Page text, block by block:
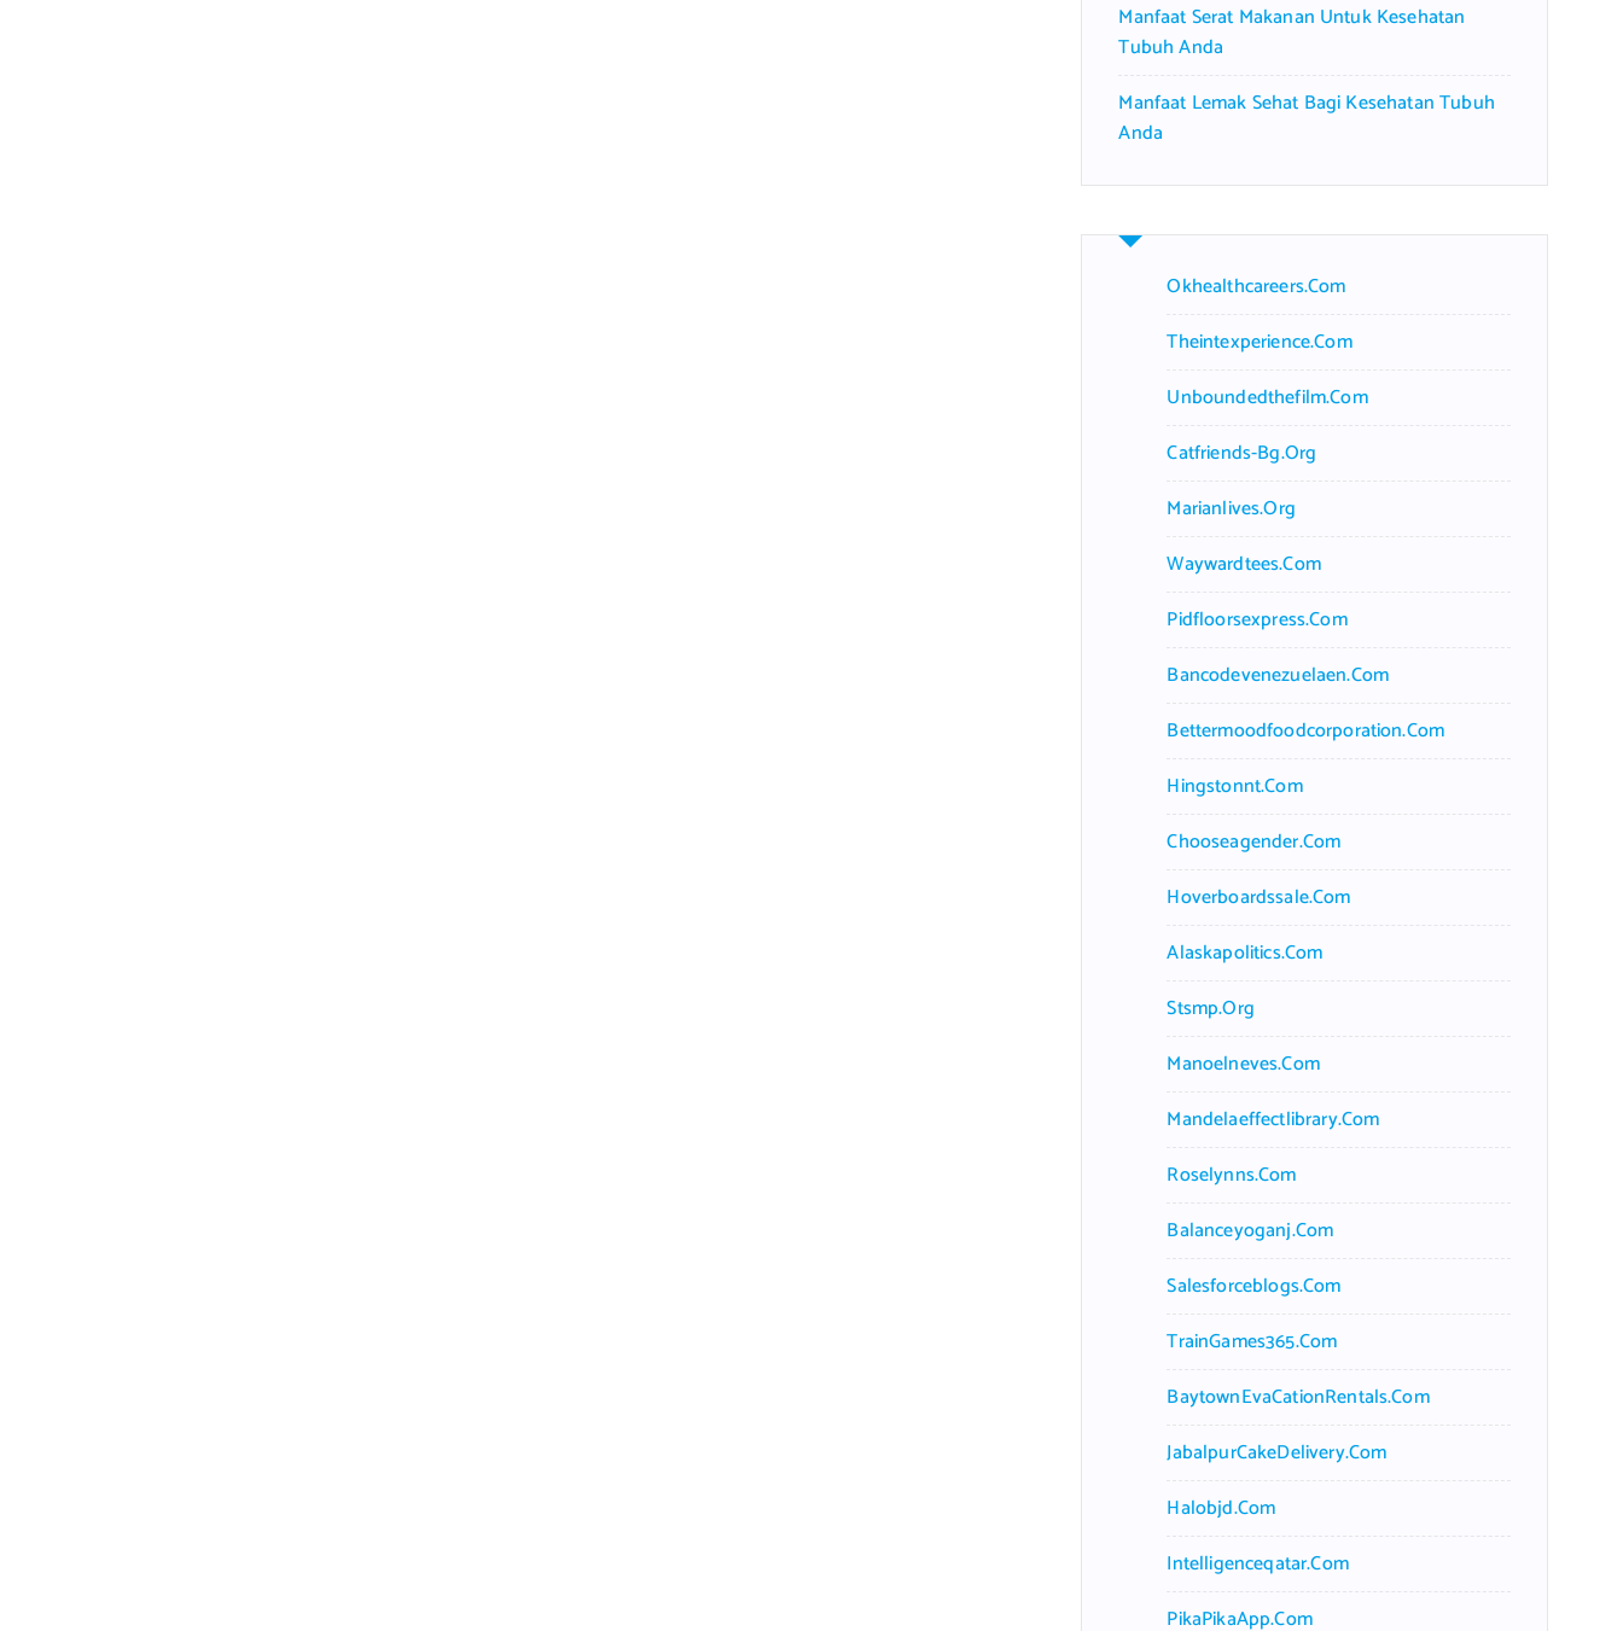
Manfaat Serat Makanan Untuk Kesehatan
Tubuh Anda
Manfaat Lemak Sehat Bagi Kesehatan Tubuh
Anda
Okhealthcareers.com
Theintexperience.com
Unboundedthefilm.com
Catfriends-Bg.org
Marianlives.org
Waywardtees.com
Pidfloorsexpress.com
Bancodevenezuelaen.com
Bettermoodfoodcorporation.com
Hingstonnt.com
Chooseagender.com
Hoverboardssale.com
Alaskapolitics.com
Stsmp.org
Manoelneves.com
Mandelaeffectlibrary.com
Roselynns.com
Balanceyoganj.com
Salesforceblogs.com
TrainGames365.com
BaytownEvaCationRentals.com
JabalpurCakeDelivery.com
Halobjd.com
Intelligenceqatar.com
PikaPikaApp.com